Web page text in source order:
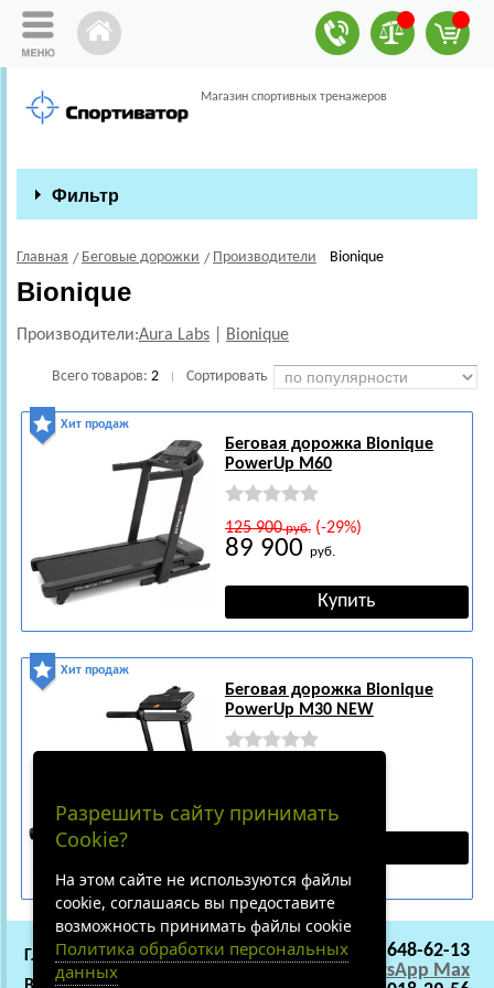
Магазин спортивных тренажеров
Фильтр
Главная Беговые дорожки Производители Bionique
Bionique
Производители:Aura Labs Bionique
Всего товаров: 2 Сортировать
Хит продаж
Беговая дорожка Bionique
PowerUp M60
125 900руб.(-29%)
89 900 руб.
Хит продаж
Беговая дорожка Bionique
PowerUp M30 NEW
+7 (495) 648-62-13
WhatsApp Max
ГЛАВНАЯ
СОТРУДНИЧЕСТВО
Разрешить сайту принимать
Cookie?
На этом сайте не используются файлы
cookie, соглашаясь вы предоставите
возможность принимать файлы cookie
Политика обработки персональных
данных